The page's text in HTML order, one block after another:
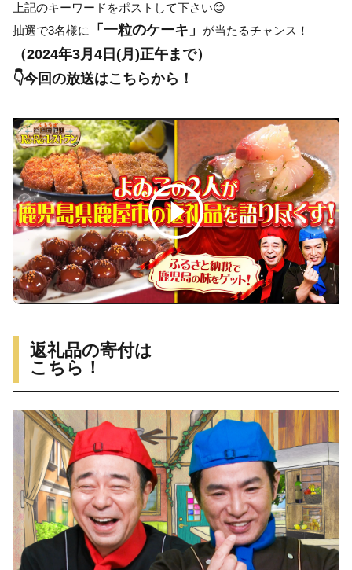
上記のキーワードをポストして下さい😊
抽選で3名様に 「一粒のケーキ」 が当たるチャンス！
（2024年3月4日(月)正午まで）
👇今回の放送はこちらから！
返礼品の寄付は
こちら！